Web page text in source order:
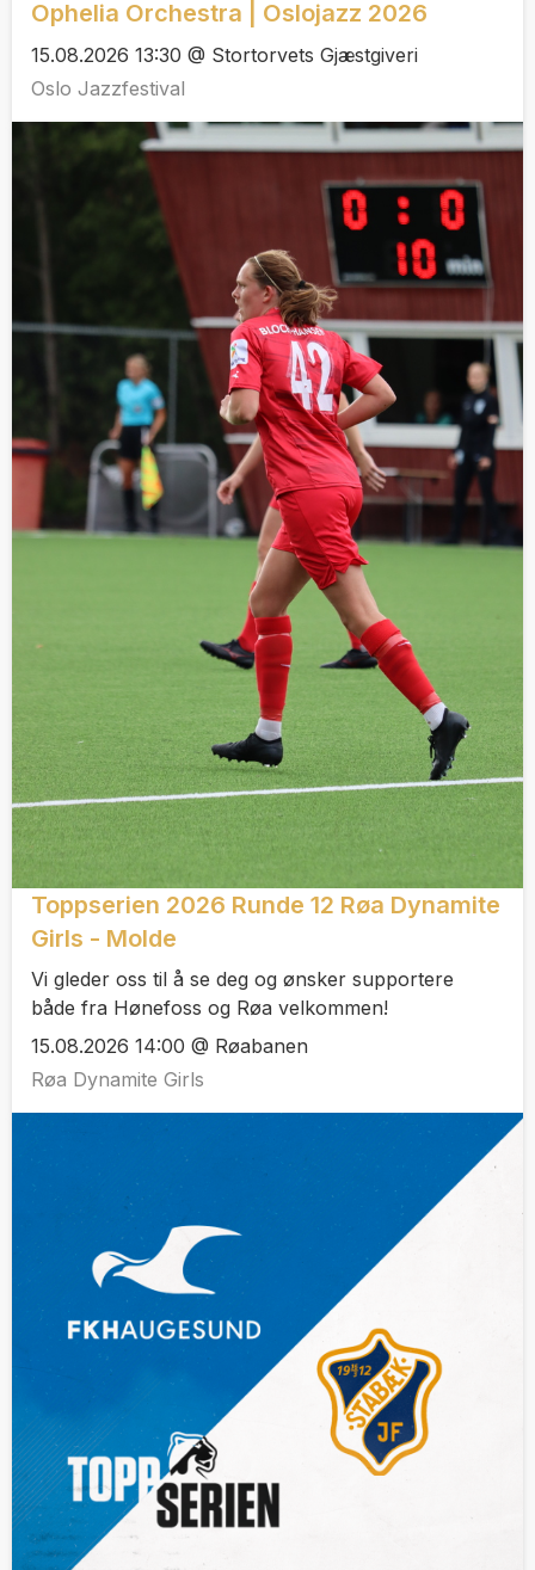
Ophelia Orchestra | Oslojazz 2026
15.08.2026 13:30 @ Stortorvets Gjæstgiveri
Oslo Jazzfestival
Toppserien 2026 Runde 12 Røa Dynamite
Girls - Molde
Vi gleder oss til å se deg og ønsker supportere
både fra Hønefoss og Røa velkommen!
15.08.2026 14:00 @ Røabanen
Røa Dynamite Girls